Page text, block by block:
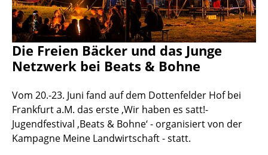
Die Freien Bäcker und das Junge
Netzwerk bei Beats & Bohne
Vom 20.-23. Juni fand auf dem Dottenfelder Hof bei
Frankfurt a.M. das erste ‚Wir haben es satt!-
Jugendfestival ‚Beats & Bohne‘ - organisiert von der
Kampagne Meine Landwirtschaft - statt.